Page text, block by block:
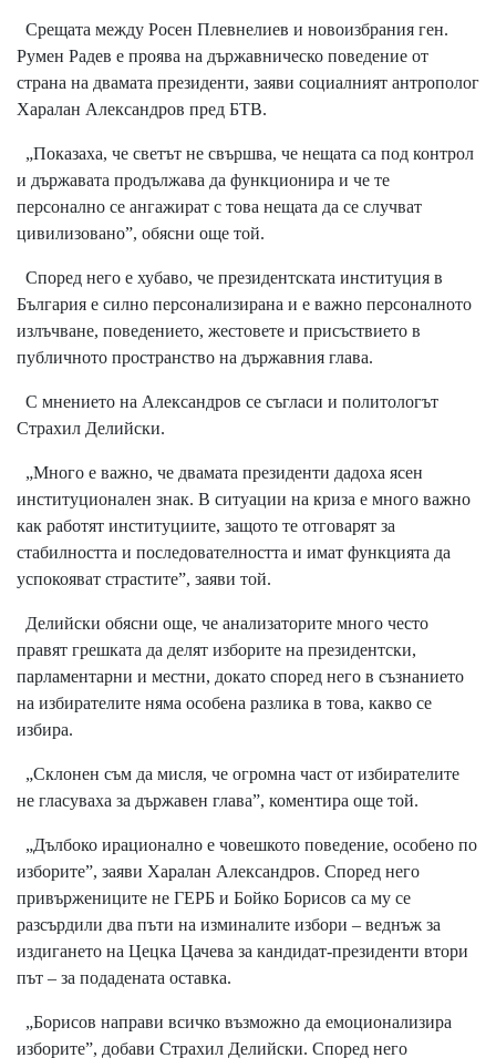
Срещата между Росен Плевнелиев и новоизбрания ген.
Румен Радев е проява на държавническо поведение от
страна на двамата президенти, заяви социалният антрополог
Харалан Александров пред БТВ.
„Показаха, че светът не свършва, че нещата са под контрол
и държавата продължава да функционира и че те
персонално се ангажират с това нещата да се случват
цивилизовано”, обясни още той.
Според него е хубаво, че президентската институция в
България е силно персонализирана и е важно персоналното
излъчване, поведението, жестовете и присъствието в
публичното пространство на държавния глава.
С мнението на Александров се съгласи и политологът
Страхил Делийски.
„Много е важно, че двамата президенти дадоха ясен
институционален знак. В ситуации на криза е много важно
как работят институциите, защото те отговарят за
стабилността и последователността и имат функцията да
успокояват страстите”, заяви той.
Делийски обясни още, че анализаторите много често
правят грешката да делят изборите на президентски,
парламентарни и местни, докато според него в съзнанието
на избирателите няма особена разлика в това, какво се
избира.
„Склонен съм да мисля, че огромна част от избирателите
не гласуваха за държавен глава”, коментира още той.
„Дълбоко ирационално е човешкото поведение, особено по
изборите”, заяви Харалан Александров. Според него
привържениците не ГЕРБ и Бойко Борисов са му се
разсърдили два пъти на изминалите избори – веднъж за
издигането на Цецка Цачева за кандидат-президенти втори
път – за подадената оставка.
„Борисов направи всичко възможно да емоционализира
изборите”, добави Страхил Делийски. Според него